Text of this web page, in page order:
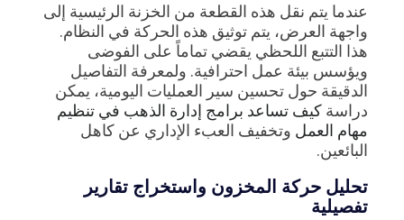
عندما يتم نقل هذه القطعة من الخزنة الرئيسية إلى
واجهة العرض، يتم توثيق هذه الحركة في النظام.
هذا التتبع اللحظي يقضي تماماً على الفوضى
ويؤسس بيئة عمل احترافية. ولمعرفة التفاصيل
الدقيقة حول تحسين سير العمليات اليومية، يمكن
دراسة كيف تساعد برامج إدارة الذهب في تنظيم
مهام العمل وتخفيف العبء الإداري عن كاهل
البائعين.
تحليل حركة المخزون واستخراج تقارير
تفصيلية